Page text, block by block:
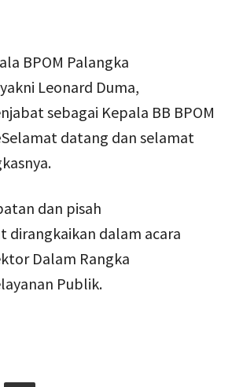
BPOM Palangka
Leonard Duma,
sebagai Kepala BB BPOM
datang dan selamat
dan pisah
dirangkaikan dalam acara
Dalam Rangka
Publik.